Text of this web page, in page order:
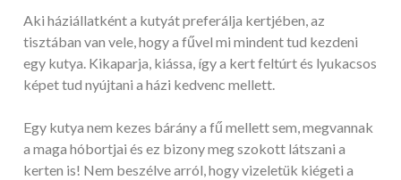
Aki háziállatként a kutyát preferálja kertjében, az
tisztában van vele, hogy a fűvel mi mindent tud kezdeni
egy kutya. Kikaparja, kiássa, így a kert feltúrt és lyukacsos
képet tud nyújtani a házi kedvenc mellett.
Egy kutya nem kezes bárány a fű mellett sem, megvannak
a maga hóbortjai és ez bizony meg szokott látszani a
kerten is! Nem beszélve arról, hogy vizeletük kiégeti a